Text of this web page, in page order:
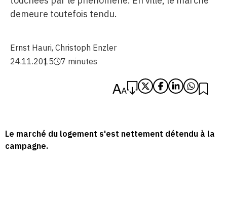
demeure toutefois tendu.
Ernst Hauri, Christoph Enzler
24.11.2015
7 minutes
Le marché du logement s'est nettement détendu à la
campagne.